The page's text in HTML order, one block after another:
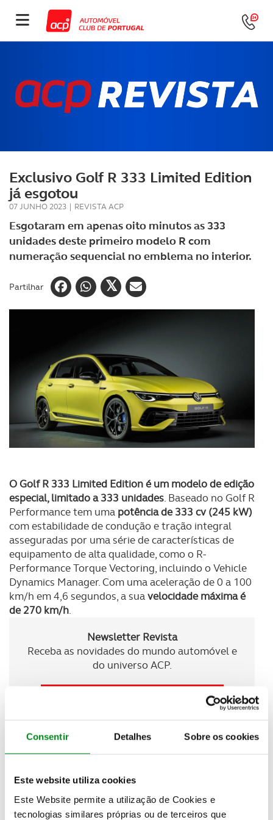
Consentir Detalhes Sobre os cookies
Este website utiliza cookies
Este Website permite a utilização de Cookies e
tecnologias similares próprias ou de terceiros que
Exclusivo Golf R 333 Limited Edition
já esgotou
07 JUNHO 2023 | REVISTA ACP
Esgotaram em apenas oito minutos as 333
unidades deste primeiro modelo R com
numeração sequencial no emblema no interior.
Partilhar
O Golf R 333 Limited Edition é um modelo de edição
especial, limitado a 333 unidades. Baseado no Golf R
Performance tem uma potência de 333 cv (245 kW)
com estabilidade de condução e tração integral
asseguradas por uma série de características de
equipamento de alta qualidade, como o R-
Performance Torque Vectoring, incluindo o Vehicle
Dynamics Manager. Com uma aceleração de 0 a 100
km/h em 4,6 segundos, a suavelocidade máxima é
de 270 km/h.
Newsletter Revista
Receba as novidades do mundo automóvel e
do universo ACP.
em pretofoi lançado como um potencial modelo de
333 que superaram todas as expectativas, ao
esgotarem em apenas oito minutos.